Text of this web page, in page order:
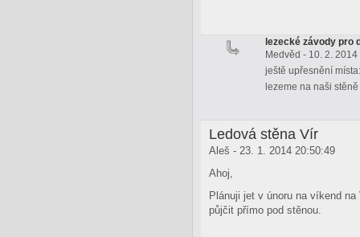
lezecké závody pro
Medvěd - 10. 2.
ještě upřesnění místa:
lezeme na naši
Ledová stěna Vír
Aleš - 23. 1. 2014 20:50:49
Ahoj,
Plánuji jet v únoru na víkend
půjčit přímo pod stěnou.